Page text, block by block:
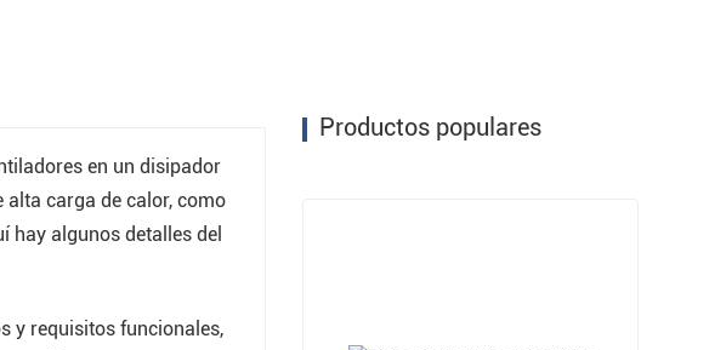
en un disipador
carga de calor, como
hay algunos detalles del
y requisitos funcionales,
Productos populares